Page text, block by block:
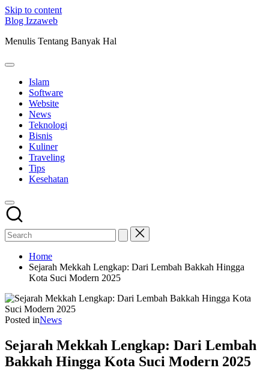
Skip to content
Blog Izzaweb
Menulis Tentang Banyak Hal
Islam
Software
Website
News
Teknologi
Bisnis
Kuliner
Traveling
Tips
Kesehatan
Home
Sejarah Mekkah Lengkap: Dari Lembah Bakkah Hingga
Kota Suci Modern 2025
Posted inNews
Sejarah Mekkah Lengkap: Dari Lembah
Bakkah Hingga Kota Suci Modern 2025